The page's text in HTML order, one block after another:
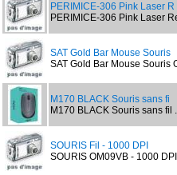
PERIMICE-306 Pink Laser R
PERIMICE-306 Pink Laser
SAT Gold Bar Mouse Souris
SAT Gold Bar Mouse Souris
M170 BLACK Souris sans fi
M170 BLACK Souris sans fil
SOURIS Fil - 1000 DPI
SOURIS OM09VB - 1000